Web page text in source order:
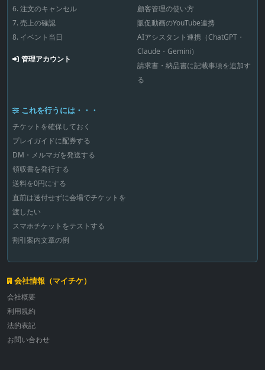
6. 注文のキャンセル
7. 売上の確認
8. イベント当日
管理アカウント
顧客管理の使い方
販促動画のYouTube連携
AIアシスタント連携（ChatGPT・
Claude・Gemini）
請求書・納品書に記載事項を追加す
る
これを行うには・・・
チケットを確保しておく
プレイガイドに配券する
DM・メルマガを発送する
領収書を発行する
送料を0円にする
直前は送付せずに会場でチケットを
渡したい
スマホチケットをテストする
割引案内文章の例
会社情報（マイチケ）
会社概要
利用規約
法的表記
お問い合わせ